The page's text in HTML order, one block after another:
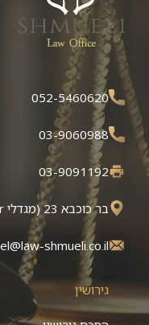
052-5460620
03-9060988
03-9091192
בר כוכבא 23 (מגדלי V-tower) בני ברק
shmueli.co.il
גירושין